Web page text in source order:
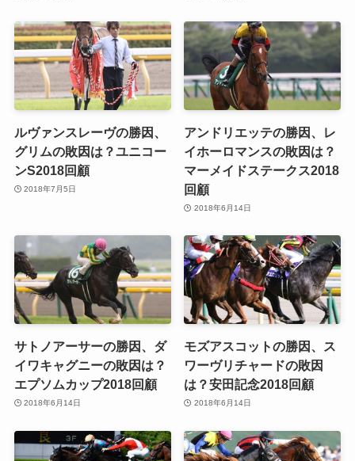
ルヴァンスレーヴの勝因、
グリムの敗因は？ユニコー
ンS2018回顧
2018年7月5日
アンドリエッテの勝因、レ
イホーロマンスの敗因は？
マーメイドステークス2018
回顧
2018年6月14日
サトノアーサーの勝因、ダ
イワキャグニーの敗因は？
エプソムカップ2018回顧
2018年6月14日
モズアスコットの勝因、ス
ワーヴリチャードの敗因
は？安田記念2018回顧
2018年6月14日